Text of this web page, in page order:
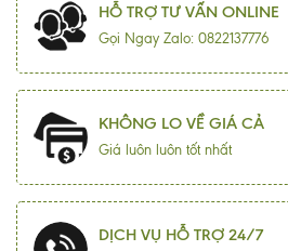
HỖ TRỢ TƯ VẤN ONLINE
Gọi Ngay Zalo: 0822137776
KHÔNG LO VỀ GIÁ CẢ
Giá luôn luôn tốt nhất
DỊCH VỤ HỖ TRỢ 24/7